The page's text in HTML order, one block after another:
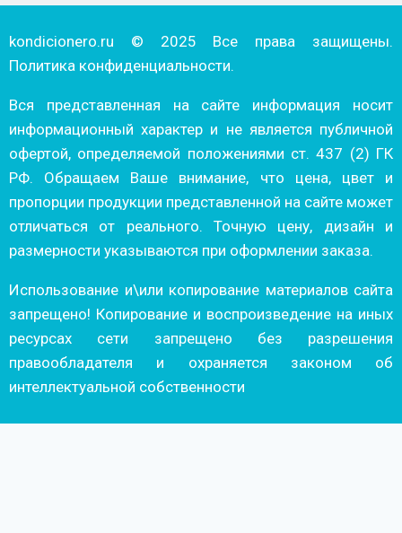
kondicionero.ru © 2025 Все права защищены.
Политика конфиденциальности.
Вся представленная на сайте информация носит
информационный характер и не является публичной
офертой, определяемой положениями ст. 437 (2) ГК
РФ. Обращаем Ваше внимание, что цена, цвет и
пропорции продукции представленной на сайте может
отличаться от реального. Точную цену, дизайн и
размерности указываются при оформлении заказа.
Использование и\или копирование материалов сайта
запрещено! Копирование и воспроизведение на иных
ресурсах сети запрещено без разрешения
правообладателя и охраняется законом об
интеллектуальной собственности